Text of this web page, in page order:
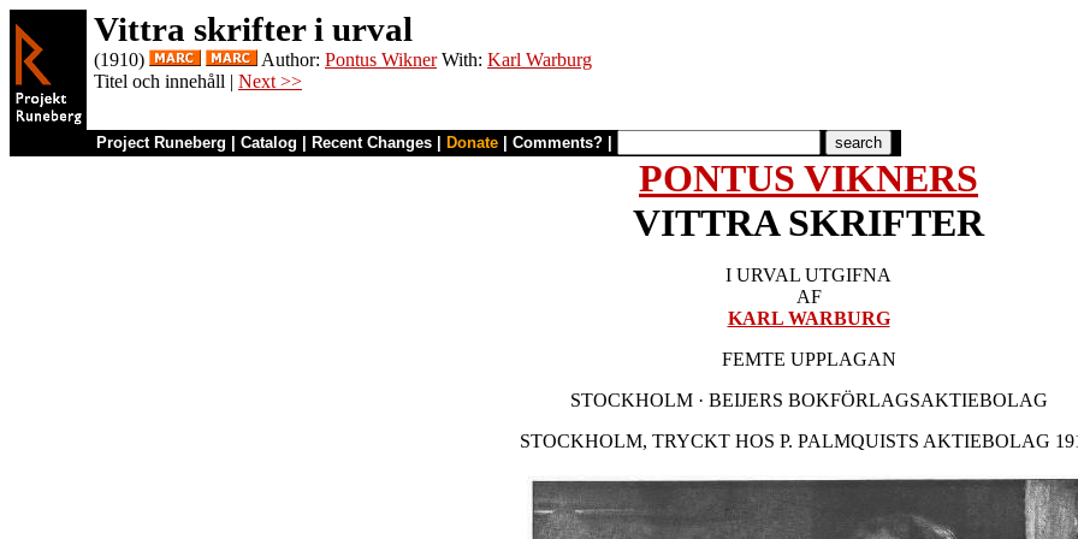
Vittra skrifter i urval
(1910) Author: Pontus WiknerWith: Karl Warburg
Titel och innehåll | Next >>
Project Runeberg Catalog Recent Changes Donate Comments?
PONTUS VIKNERS
VITTRA SKRIFTER
I URVAL UTGIFNA
AF
KARL WARBURG
FEMTE UPPLAGAN
STOCKHOLM · BEIJERS BOKFÖRLAGSAKTIEBOLAG
STOCKHOLM, TRYCKT HOS P. PALMQUISTS AKTIEBOLAG